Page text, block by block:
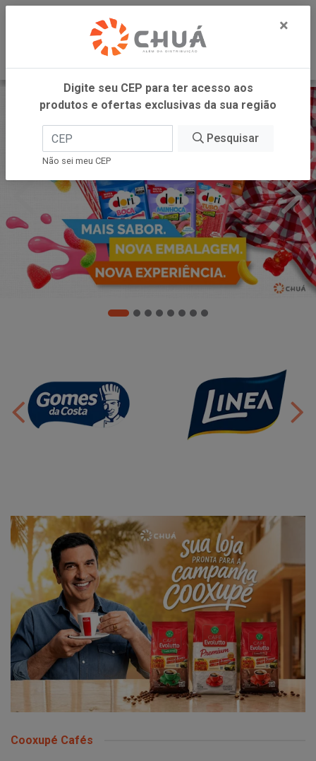
Cooxupé Cafés
×
Digite seu CEP para ter acesso aos
produtos e ofertas exclusivas da sua região
Pesquisar
Não sei meu CEP